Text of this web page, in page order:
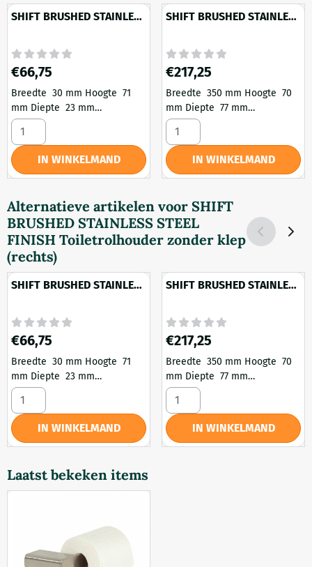
SHIFT BRUSHED STAINLESS
Prijs: 66,75
€66,75
Breedte 30 mm Hoogte 71
mm Diepte 23 mm
Hartafstand 24 mm Gewicht
239 Gram Kleur RVS
geborsteld Materiaal Metaal
Montage Type Schroeven
Aantal kiezen voor SHIFT BRUSHED STAINLESS STEEL
IN WINKELMAND
SHIFT BRUSHED STAINLESS
Prijs: 217,25
€217,25
Breedte 350 mm Hoogte 70
mm Diepte 77 mm
Hartafstand 24 mm Gewicht
1336 Gram Kleur RVS
geborsteld Materiaal Metaal
Montage Type Schroeven
Aantal kiezen voor SHIFT
IN WINKELMAND
Alternatieve artikelen voor SHIFT
BRUSHED STAINLESS STEEL
FINISH Toiletrolhouder zonder klep
(rechts)
SHIFT BRUSHED STAINLESS
Prijs: 66,75
€66,75
Breedte 30 mm Hoogte 71
mm Diepte 23 mm
Hartafstand 24 mm Gewicht
239 Gram Kleur RVS
geborsteld Materiaal Metaal
Montage Type Schroeven
Aantal kiezen voor SHIFT BRUSHED STAINLESS STEEL
IN WINKELMAND
SHIFT BRUSHED STAINLESS
Prijs: 217,25
€217,25
Breedte 350 mm Hoogte 70
mm Diepte 77 mm
Hartafstand 24 mm Gewicht
1336 Gram Kleur RVS
geborsteld Materiaal Metaal
Montage Type Schroeven
Aantal kiezen voor SHIFT
IN WINKELMAND
Laatst bekeken items